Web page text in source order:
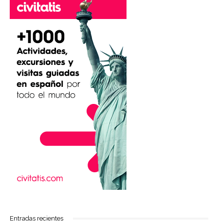
Entradas recientes